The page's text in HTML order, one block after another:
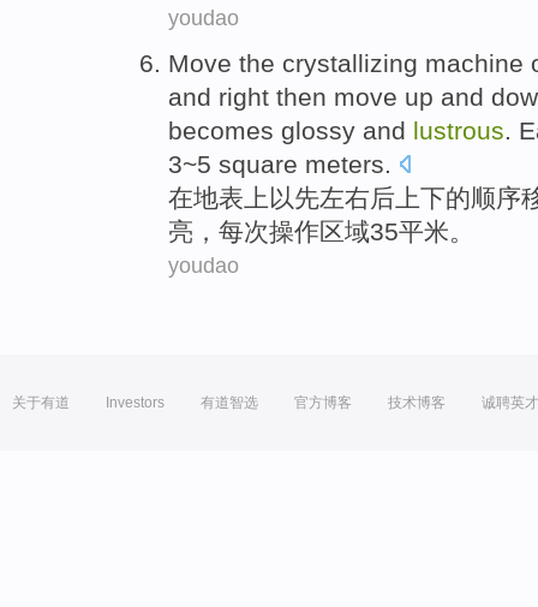
youdao
Move the crystallizing machine
and right then move up and
becomes glossy and lustrous.
3~5 square meters.
在地表 上以先左右后 上下的顺序
亮 ， 每次操作区域35平米。
youdao
关于有道 Investors 有道智选 官方博客 技术博客 诚聘英才